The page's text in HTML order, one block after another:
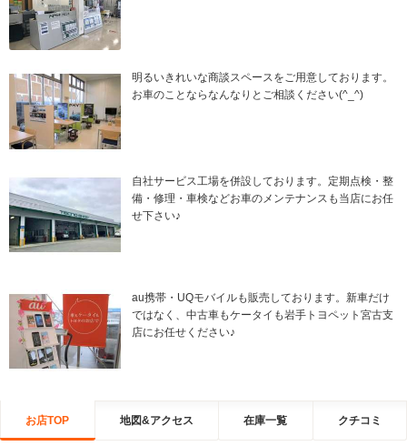
明るいきれいな商談スペースをご用意しております。
お車のことならなんなりとご相談ください(^_^)
自社サービス工場を併設しております。定期点検・整
備・修理・車検などお車のメンテナンスも当店にお任
せ下さい♪
au携帯・UQモバイルも販売しております。新車だけ
ではなく、中古車もケータイも岩手トヨペット宮古支
店にお任せください♪
お店TOP 地図&アクセス 在庫一覧 クチコミ